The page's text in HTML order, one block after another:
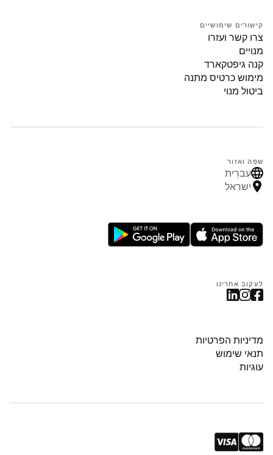
קישורים שימושיים
צרו קשר ועזרו
מנויים
קנה גיפטקארד
מימוש כרטיס מתנה
ביטול מנוי
שפה ואזור
עִברִית
ישראל
לעקוב אחרינו
מדיניות הפרטיות
תנאי שימוש
עוגיות